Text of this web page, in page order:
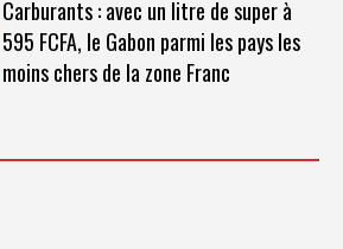
Carburants : avec un litre de super à
595 FCFA, le Gabon parmi les pays les
moins chers de la zone Franc